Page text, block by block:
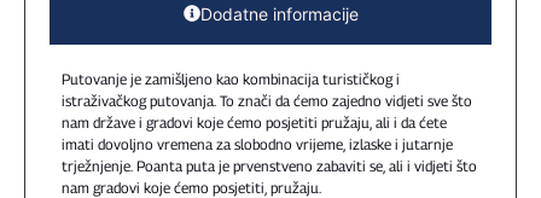
Dodatne informacije
Putovanje je zamišljeno kao kombinacija turističkog i
istraživačkog putovanja. To znači da ćemo zajedno vidjeti sve što
nam države i gradovi koje ćemo posjetiti pružaju, ali i da ćete
imati dovoljno vremena za slobodno vrijeme, izlaske i jutarnje
trježnjenje. Poanta puta je prvenstveno zabaviti se, ali i vidjeti što
nam gradovi koje ćemo posjetiti, pružaju.